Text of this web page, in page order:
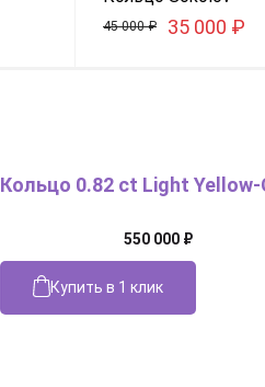
45 000₽ 35 000 ₽
Кольцо 0.82 ct Light Yellow-
550 000 ₽
Купить в 1 клик